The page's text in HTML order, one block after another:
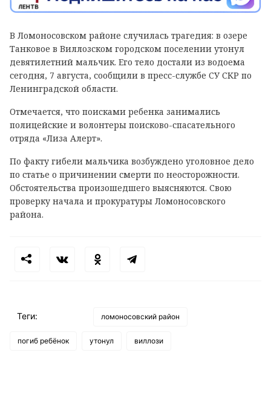
В Ломоносовском районе случилась трагедия: в озере
Танковое в Виллозском городском поселении утонул
девятилетний мальчик. Его тело достали из водоема
сегодня, 7 августа, сообщили в пресс-службе СУ СКР по
Ленинградской области.
Отмечается, что поисками ребенка занимались
полицейские и волонтеры поисково-спасательного
отряда «Лиза Алерт».
По факту гибели мальчика возбуждено уголовное дело
по статье о причинении смерти по неосторожности.
Обстоятельства произошедшего выясняются. Свою
проверку начала и прокуратуры Ломоносовского
района.
Теги: ломоносовский район
погиб ребёнок утонул виллози